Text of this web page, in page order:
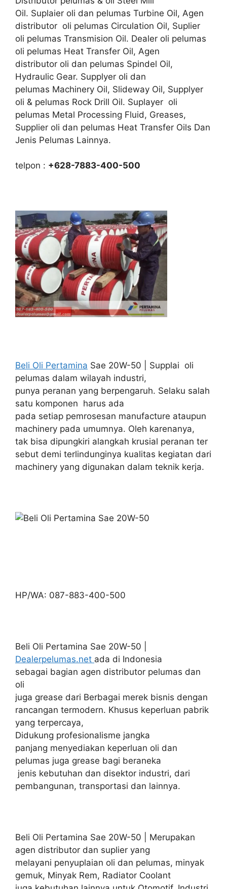
Oil. Suplaier oli dan pelumas Turbine Oil, Agen
distributor oli pelumas Circulation Oil, Suplier
oli pelumas Transmision Oil. Dealer oli pelumas
oli pelumas Heat Transfer Oil, Agen
distributor oli dan pelumas Spindel Oil,
Hydraulic Gear. Supplyer oli dan
pelumas Machinery Oil, Slideway Oil, Supplyer
oli & pelumas Rock Drill Oil. Suplayer oli
pelumas Metal Processing Fluid, Greases,
Supplier oli dan pelumas Heat Transfer Oils Dan
Jenis Pelumas Lainnya.
telpon : +628-7883-400-500
Beli Oli Pertamina Sae 20W-50 | Supplai oli
pelumas dalam wilayah industri,
punya peranan yang berpengaruh. Selaku salah
satu komponen harus ada
pada setiap pemrosesan manufacture ataupun
machinery pada umumnya. Oleh karenanya,
tak bisa dipungkiri alangkah krusial peranan ter
sebut demi terlindunginya kualitas kegiatan dari
machinery yang digunakan dalam teknik kerja.
HP/WA: 087-883-400-500
Beli Oli Pertamina Sae 20W-50 |
Dealerpelumas.net ada di Indonesia
sebagai bagian agen distributor pelumas dan
oli
juga grease dari Berbagai merek bisnis dengan
rancangan termodern. Khusus keperluan pabrik
yang terpercaya,
Didukung profesionalisme jangka
panjang menyediakan keperluan oli dan
pelumas juga grease bagi beraneka
jenis kebutuhan dan disektor industri, dari
pembangunan, transportasi dan lainnya.
Beli Oli Pertamina Sae 20W-50 | Merupakan
agen distributor dan suplier yang
melayani penyuplaian oli dan pelumas, minyak
gemuk, Minyak Rem, Radiator Coolant